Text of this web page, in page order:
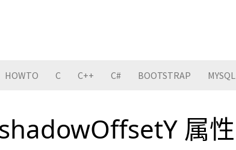
HOWTO C C++ C# BOOTSTRAP MYSQL
属性